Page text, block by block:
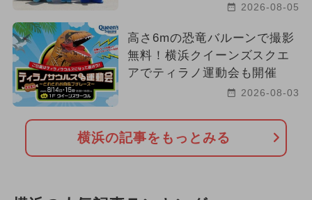
2026-08-05
高さ6mの恐竜バルーンで撮影
無料！横浜クイーンズスクエ
アでティラノ運動会も開催
2026-08-03
横浜の記事をもっとみる